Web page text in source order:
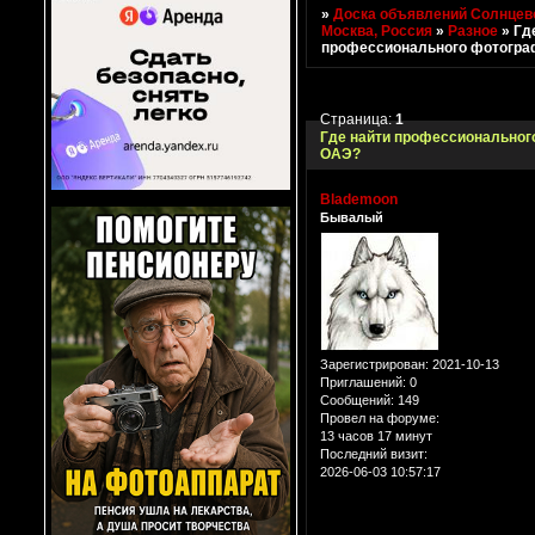
»Доска объявлений
Москва, Россия »Разное »
профессионального
Где найти
ОАЭ?
Страница:1
Blademoon
Бывалый
Зарегистрирован: 2021-10-13
Приглашений: 0
Сообщений: 149
Провел на форуме:
13 часов 17 минут
Последний визит:
2026-06-03 10:57:17